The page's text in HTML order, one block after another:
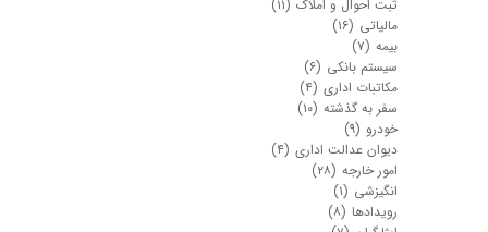
ثبت احوال و املاک (۱۱)
مالیاتی (۱۶)
بیمه (۷)
سیستم بانکی (۶)
مکاتبات اداری (۴)
سفر به گذشته (۱۰)
خودرو (۹)
دیوان عدالت اداری (۴)
امور خارجه (۲۸)
انگیزشی (۱)
رویدادها (۸)